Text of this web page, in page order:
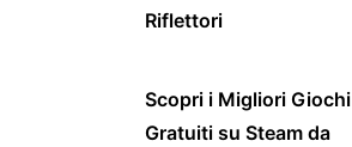
Riflettori
Scopri i Migliori Giochi
Gratuiti su Steam da